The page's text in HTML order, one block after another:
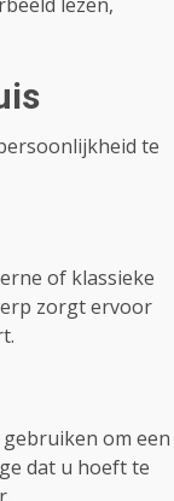
te
of klassieke
zorgt ervoor
om een
dat u hoeft te